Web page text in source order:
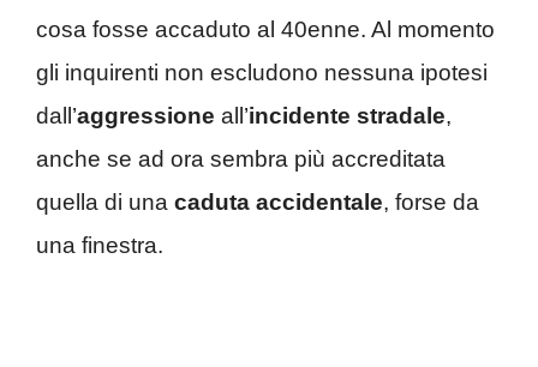
cosa fosse accaduto al 40enne. Al momento
gli inquirenti non escludono nessuna ipotesi
dall’aggressione all’incidente stradale,
anche se ad ora sembra più accreditata
quella di una caduta accidentale, forse da
una finestra.